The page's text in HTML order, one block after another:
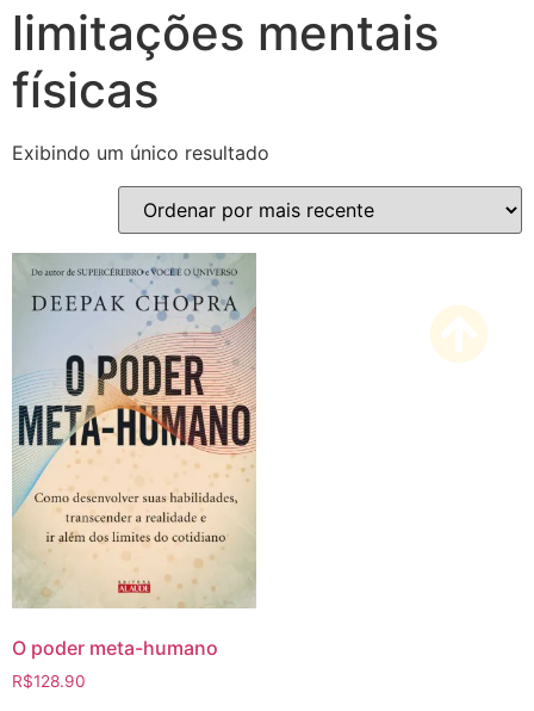
limitações mentais
físicas
Exibindo um único resultado
O poder meta-humano
R$128.90